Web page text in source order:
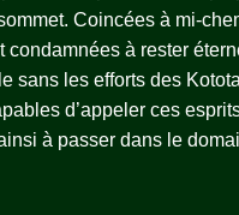
Coincées à mi-
à rester
sans les efforts des
d’appeler ces
à passer dans le